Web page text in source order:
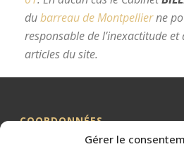
Gérer le
dubarreau de Montpellierne
responsable de l’inexactitude et
articles du site.
COORDONNÉES
Me BILLION-PORTE